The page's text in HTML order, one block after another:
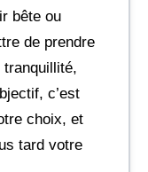
bête ou
de prendre
tranquillité,
c’est
choix, et
tard votre